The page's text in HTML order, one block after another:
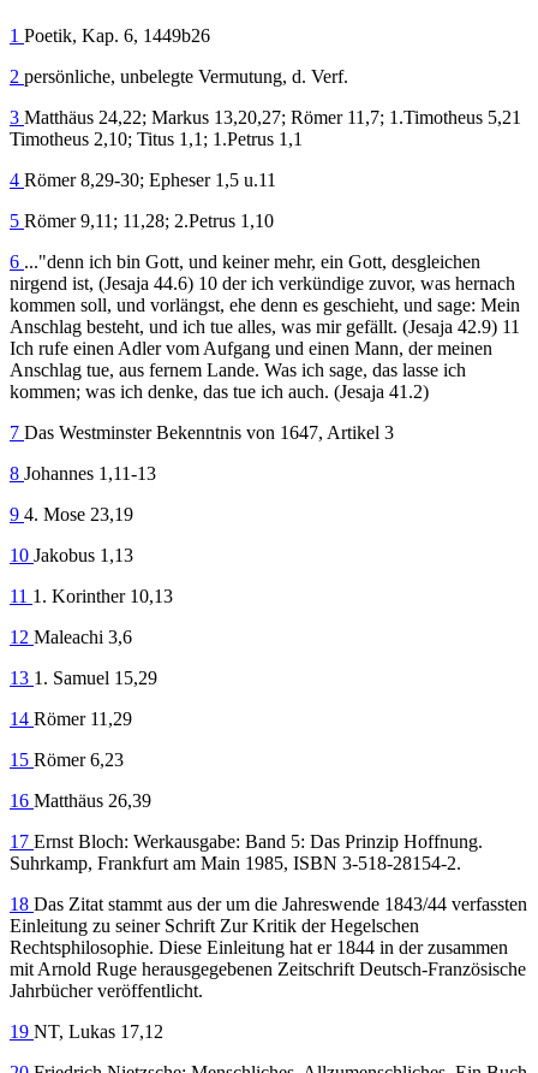
1 Poetik, Kap. 6, 1449b26
2 persönliche, unbelegte Vermutung, d. Verf.
3 Matthäus 24,22; Markus 13,20,27; Römer 11,7; 1.Timotheus 5,21
Timotheus 2,10; Titus 1,1; 1.Petrus 1,1
4 Römer 8,29-30; Epheser 1,5 u.11
5 Römer 9,11; 11,28; 2.Petrus 1,10
6 ..."denn ich bin Gott, und keiner mehr, ein Gott, desgleichen
nirgend ist, (Jesaja 44.6) 10 der ich verkündige zuvor, was hernach
kommen soll, und vorlängst, ehe denn es geschieht, und sage: Mein
Anschlag besteht, und ich tue alles, was mir gefällt. (Jesaja 42.9) 11
Ich rufe einen Adler vom Aufgang und einen Mann, der meinen
Anschlag tue, aus fernem Lande. Was ich sage, das lasse ich
kommen; was ich denke, das tue ich auch. (Jesaja 41.2)
7 Das Westminster Bekenntnis von 1647, Artikel 3
8 Johannes 1,11-13
9 4. Mose 23,19
10 Jakobus 1,13
11 1. Korinther 10,13
12 Maleachi 3,6
13 1. Samuel 15,29
14 Römer 11,29
15 Römer 6,23
16 Matthäus 26,39
17 Ernst Bloch: Werkausgabe: Band 5: Das Prinzip Hoffnung.
Suhrkamp, Frankfurt am Main 1985, ISBN 3-518-28154-2.
18 Das Zitat stammt aus der um die Jahreswende 1843/44 verfassten
Einleitung zu seiner Schrift Zur Kritik der Hegelschen
Rechtsphilosophie. Diese Einleitung hat er 1844 in der zusammen
mit Arnold Ruge herausgegebenen Zeitschrift Deutsch-Französische
Jahrbücher veröffentlicht.
19 NT, Lukas 17,12